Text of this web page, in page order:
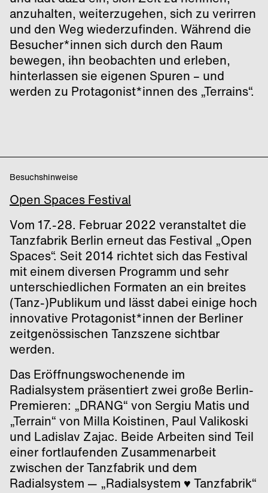
anzuhalten, weiterzugehen, sich zu verirren
und den Weg wiederzufinden. Während die
Besucher*innen sich durch den Raum
bewegen, ihn beobachten und erleben,
hinterlassen sie eigenen Spuren – und
werden zu Protagonist*innen des „Terrains“.
Besuchshinweise
Open Spaces Festival
Vom 17.-28. Februar 2022 veranstaltet die
Tanzfabrik Berlin erneut das Festival „Open
Spaces“. Seit 2014 richtet sich das Festival
mit einem diversen Programm und sehr
unterschiedlichen Formaten an ein breites
(Tanz-)Publikum und lässt dabei einige hoch
innovative Protagonist*innen der Berliner
zeitgenössischen Tanzszene sichtbar
werden.
Das Eröffnungswochenende im
Radialsystem präsentiert zwei große Berlin-
Premieren: „DRANG“ von Sergiu Matis und
„Terrain“ von Milla Koistinen, Paul Valikoski
und Ladislav Zajac. Beide Arbeiten sind Teil
einer fortlaufenden Zusammenarbeit
zwischen der Tanzfabrik und dem
Radialsystem — „Radialsystem ♥ Tanzfabrik“